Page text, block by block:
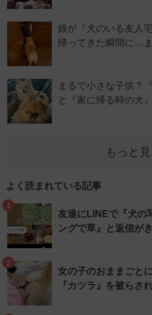
娘が『犬のいる友人
帰ってきた瞬間に…
まるで小さな子供？
と『家に帰る時の犬
もっと
よく読まれている記事
1
友達にLINEで『犬の
ングで草』と返信が
2
女の子のおままごと
『カツラ』を被らさ